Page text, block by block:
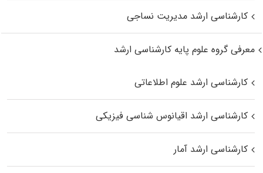
کارشناسی ارشد مدیریت نساجی
معرفی گروه علوم پایه کارشناسی ارشد
کارشناسی ارشد علوم اطلاعاتی
کارشناسی ارشد اقیانوس‌ شناسی فیزیکی
کارشناسی ارشد آمار